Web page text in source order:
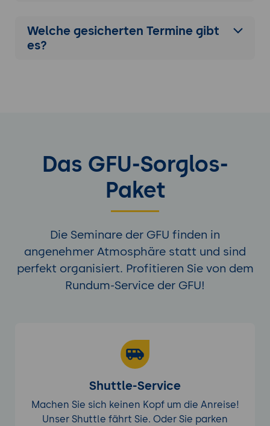
Zukunftsausrichtung:Empfehlungen für
die strategische Integration von
Welche gesicherten Termine gibt
es?
Das GFU-Sorglos-
Paket
Die Seminare der GFU finden in
angenehmer Atmosphäre statt und sind
perfekt organisiert. Profitieren Sie von dem
Rundum-Service der GFU!
Shuttle-Service
Machen Sie sich keinen Kopf um die Anreise!
Unser Shuttle fährt Sie. Oder Sie parken